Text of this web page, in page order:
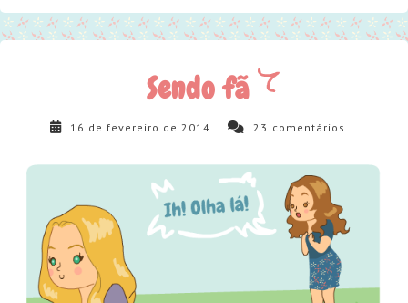
Sendo fã
16 de fevereiro de 2014 23 comentários